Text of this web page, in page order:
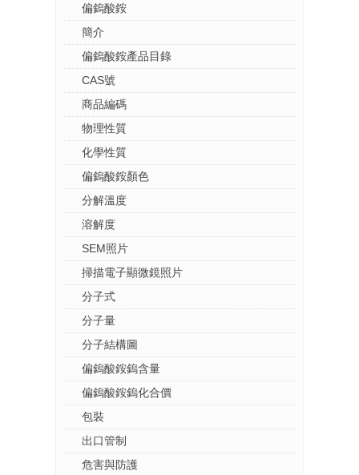
偏鎢酸銨
簡介
偏鎢酸銨產品目錄
CAS號
商品編碼
物理性質
化學性質
偏鎢酸銨顏色
分解溫度
溶解度
SEM照片
掃描電子顯微鏡照片
分子式
分子量
分子結構圖
偏鎢酸銨鎢含量
偏鎢酸銨鎢化合價
包裝
出口管制
危害與防護